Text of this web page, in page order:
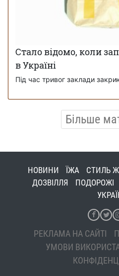
Стало відомо, коли
в Україні
Під час тривог заклади
Більше
НОВИНИ ЇЖА СТИЛЬ
ДОЗВІЛЛЯ
ПОДОРОЖІ
РЕКЛАМА НА САЙТІ
УМОВИ